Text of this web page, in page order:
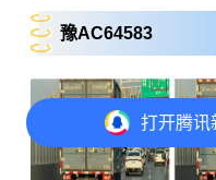
豫AC64583
打开腾讯